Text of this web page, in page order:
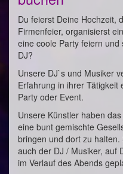
Du feierst Deine Hochzeit,
Firmenfeier, organisierst
eine coole Party feiern
DJ?
Unsere DJ`s und Musiker
Erfahrung in ihrer Tätigkeit
Party oder Event.
Unsere Künstler haben
eine bunt gemischte
bringen und dort zu
auch der DJ / Musiker, auf
im Verlauf des Abends